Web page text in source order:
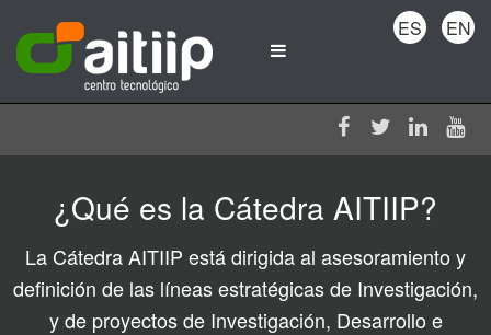
¿Qué es la Cátedra AITIIP?
La Cátedra AITIIP está dirigida al asesoramiento y
definición de las líneas estratégicas de Investigación,
y de proyectos de Investigación, Desarrollo e
ES EN